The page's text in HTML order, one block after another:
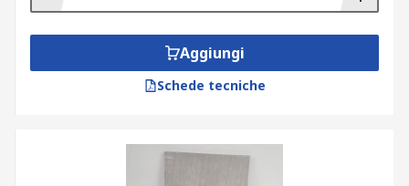
Aggiungi
Schede tecniche